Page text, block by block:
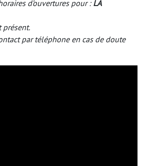
d’ouvertures pour : LA
présent.
par téléphone en cas de doute